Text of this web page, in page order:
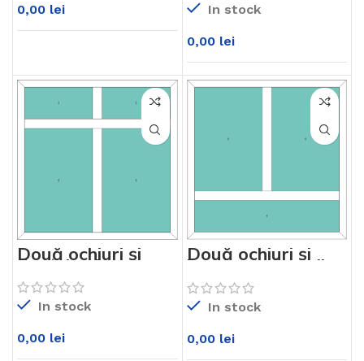
0,00 lei In stock
0,00 lei
Două ochiuri și
două luminatoare
sus Alb KM76md
In stock
0,00 lei
Două ochiuri și
luminator jos Alb
KM76md
In stock
0,00 lei